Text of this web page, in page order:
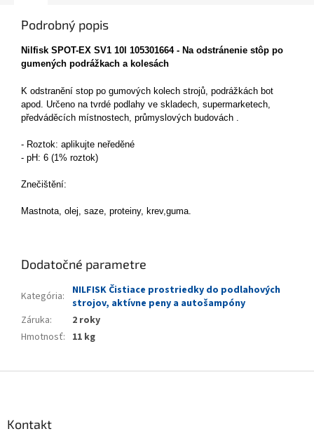
Podrobný popis
Nilfisk SPOT-EX SV1 10l 105301664 - Na odstránenie stôp po
gumených podrážkach a kolesách
K odstranění stop po gumových kolech strojů, podrážkách bot
apod. Určeno na tvrdé podlahy ve skladech, supermarketech,
předváděcích místnostech, průmyslových budovách .
- Roztok: aplikujte neředěné
- pH: 6 (1% roztok)
Znečištění:
Mastnota, olej, saze, proteiny, krev,guma.
Dodatočné parametre
Kategória:
NILFISK Čistiace prostriedky do podlahových
strojov, aktívne peny a autošampóny
Záruka:
2 roky
Hmotnosť: 11 kg
Kontakt